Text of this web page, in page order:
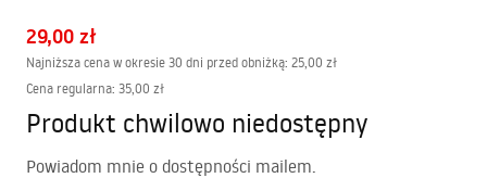
29,00 zł
Najniższa cena w okresie 30 dni przed obniżką: 25,00 zł
Cena regularna: 35,00 zł
Produkt chwilowo niedostępny
Powiadom mnie o dostępności mailem.